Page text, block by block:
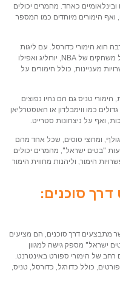
כאחד. מהמרים יכולים
הימורים מיוחדים כמו המספר
הוא הימורי כדורסל. עם ליגות
מרחבי העולם, המהמרים יכולים לבחור להמר על משחקים של NBA, יורוליג ואפילו
מעניינות, כולל הימורים על
טניס גם הם נהיו נפוצים
כמו ווימבלדון או האוסטרליאן
ואף על ניצחונות סטרייט.
ומרוצי סוסים, שכל אחד מהם
"בטים ישראל", מהמרים יכולים
הימור, וליהנות מחווית הימור
דרך סוכנים:
מתבצעים דרך סוכנים, הם מציעים
ישראל" מספק גישה למגוון
של הימורי ספורט באינטרנט.
כולל כדורגל, כדורסל, טניס,